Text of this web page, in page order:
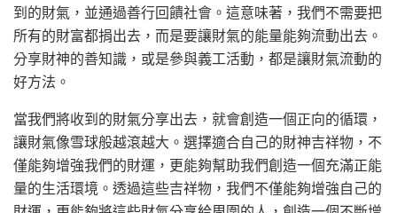
到的財氣，並通過善行回饋社會。這意味著，我們不需要把
所有的財富都捐出去，而是要讓財氣的能量能夠流動出去。
分享財神的善知識，或是參與義工活動，都是讓財氣流動的
好方法。
當我們將收到的財氣分享出去，就會創造一個正向的循環，
讓財氣像雪球般越滾越大。選擇適合自己的財神吉祥物，不
僅能夠增強我們的財運，更能夠幫助我們創造一個充滿正能
量的生活環境。透過這些吉祥物，我們不僅能夠增強自己的